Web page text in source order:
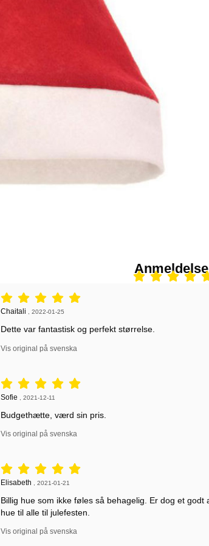
Anmeldelser: 5 stjerne af 5,
Anmeldelser af:
Chaitali , 2022-01-25
Dette var fantastisk og perfekt størrelse.
Vis original på svenska
Anmeldelser: 5 stjerne af 5,
Anmeldelser af:
Sofie 2021-12-11
Budgethætte, værd sin pris.
Vis original på svenska
Anmeldelser: 5 stjerne af 5,
Anmeldelser af:
Elisabeth 2021-01-21
Billig hue som ikke føles så behagelig. Er dog et
hue til alle til julefesten.
Vis original på svenska